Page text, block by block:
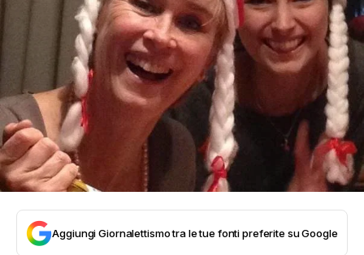
Aggiungi Giornalettismo tra le tue fonti preferite su Google